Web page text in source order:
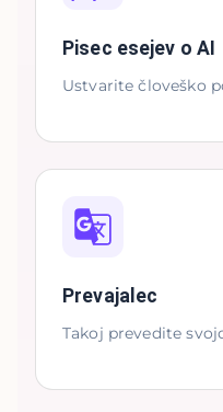
Pisec esejev o AI
Ustvarite človeško
Prevajalec
Takoj prevedite